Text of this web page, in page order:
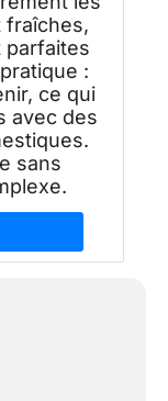
fraîches,
parfaites
:
ce qui
avec des
sans